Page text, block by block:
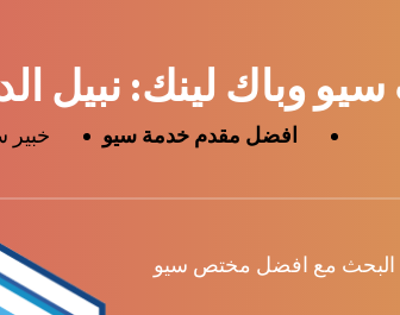
وباك لينك: نبيل
افضل مقدم خدمة سيو خبير
مع افضل مختص سيو